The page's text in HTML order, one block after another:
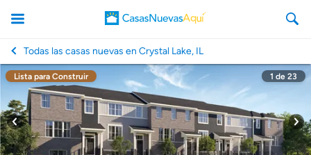
CasasNuevasAqui
Todas las casas nuevas en Crystal Lake, IL
Lista para Construir 1 de 23